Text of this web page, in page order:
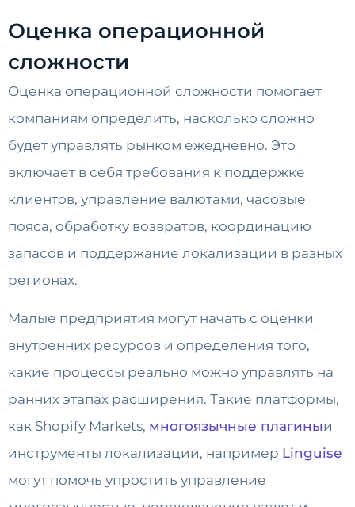
Оценка операционной
сложности
Оценка операционной сложности помогает
компаниям определить, насколько сложно
будет управлять рынком ежедневно. Это
включает в себя требования к поддержке
клиентов, управление валютами, часовые
пояса, обработку возвратов, координацию
запасов и поддержание локализации в разных
регионах.
Малые предприятия могут начать с оценки
внутренних ресурсов и определения того,
какие процессы реально можно управлять на
ранних этапах расширения. Такие платформы,
как Shopify Markets, многоязычные плагиныи
инструменты локализации, например Linguise
могут помочь упростить управление